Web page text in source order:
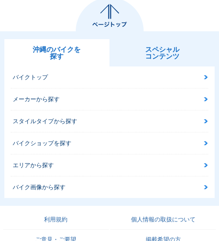
沖縄のバイクを
探す
スペシャル
コンテンツ
バイクトップ
メーカーから探す
スタイルタイプから探す
バイクショップを探す
エリアから探す
バイク画像から探す
利用規約 個人情報の取扱について
ご意見・ご要望 掲載希望の方